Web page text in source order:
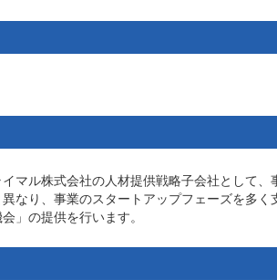
マル株式会社の人材提供戦略子会社として、
なり、事業のスタートアップフェーズを多
」の提供を行います。